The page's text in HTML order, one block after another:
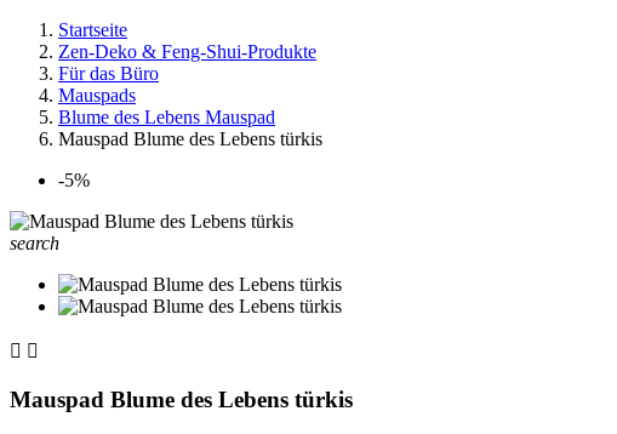
Startseite
Zen-Deko & Feng-Shui-Produkte
Für das Büro
Mauspads
Blume des Lebens Mauspad
Mauspad Blume des Lebens türkis
-5%
search
 
Mauspad Blume des Lebens türkis